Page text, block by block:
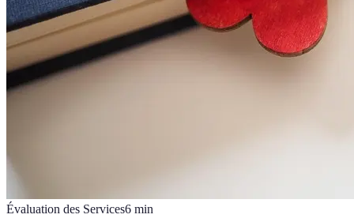
Évaluation des Services6 min